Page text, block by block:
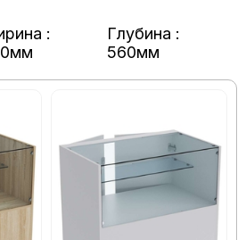
:
Глубина :
560мм